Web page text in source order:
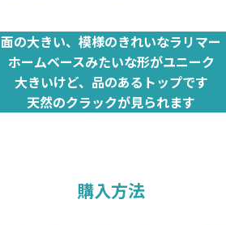
面の大きい、模様のきれいなラリマー
ホームベースみたいな形がユニーク
大きいけど、品のあるトップです
天然のクラックが見られます
購入方法